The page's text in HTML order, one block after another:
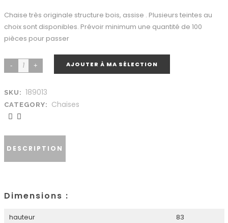
Chaise très originale structure bois, assise . Plusieurs teintes au
choix sont disponibles. Prévoir minimum une quantité de 100
pièces pour passer
AJOUTER À MA SÉLECTION
SKU: 189013
CATEGORY: Chaises
DESCRIPTION
Dimensions :
hauteur
83